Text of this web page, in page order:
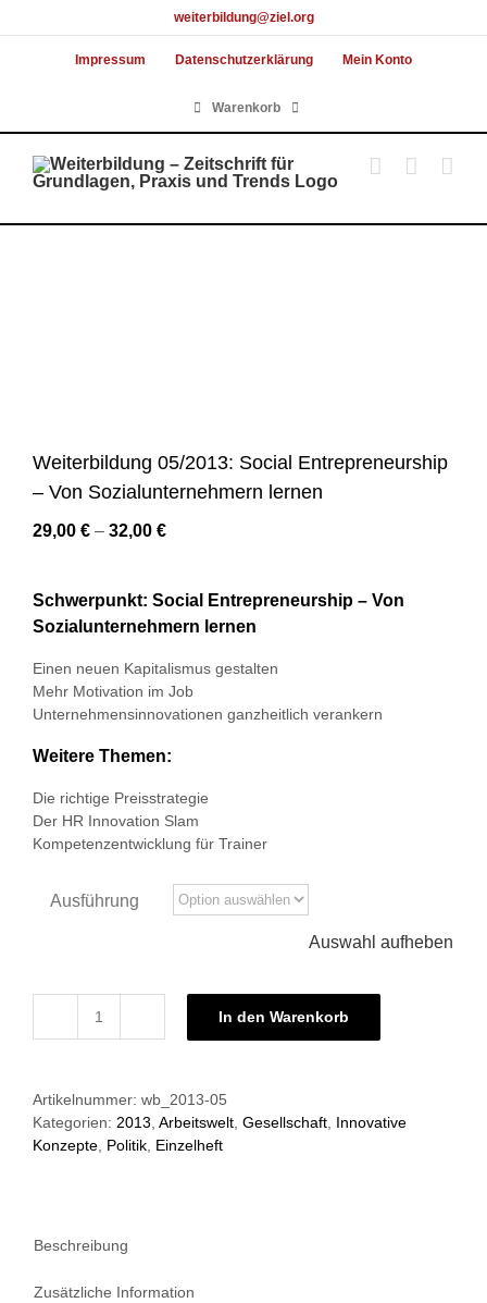
to
weiterbildung@ziel.org
Impressum Datenschutzerklärung Mein Konto
Warenkorb
Weiterbildung 05/2013: Social Entrepreneurship
– Von Sozialunternehmern lernen
29,00 € – 32,00 €
Schwerpunkt: Social Entrepreneurship – Von
Sozialunternehmern lernen
Einen neuen Kapitalismus gestalten
Mehr Motivation im Job
Unternehmensinnovationen ganzheitlich verankern
Weitere Themen:
Die richtige Preisstrategie
Der HR Innovation Slam
Kompetenzentwicklung für Trainer
Ausführung
Auswahl aufheben
Weiterbildung
Entrepreneurship
–
Von
In den Warenkorb
Artikelnummer: wb_2013-05
Kategorien: 2013, Arbeitswelt, Gesellschaft, Innovative
Konzepte, Politik, Einzelheft
Beschreibung
Zusätzliche Information